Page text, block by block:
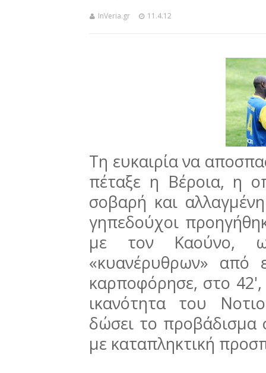
InVeria.gr 11.4.12
Τη ευκαιρία να
πέταξε η Βέροια, η
σοβαρή και
γηπεδούχοι
με τον Καούνο,
«κυανέρυθρων» από
καρποφόρησε, στο
ικανότητα του
δώσει το προβάδισμα
με καταπληκτική